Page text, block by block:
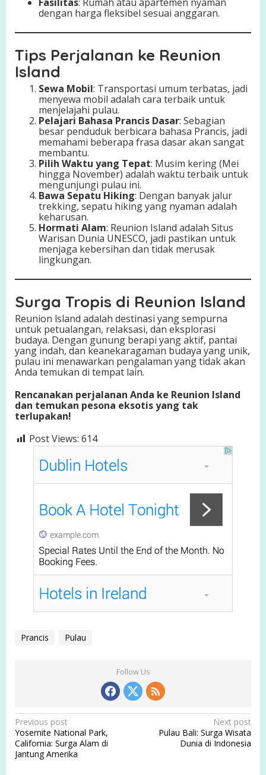
dengan harga fleksibel sesuai anggaran.
Tips Perjalanan ke Reunion
Island
Sewa Mobil: Transportasi umum terbatas, jadi
menyewa mobil adalah cara terbaik untuk
menjelajahi pulau.
Pelajari Bahasa Prancis Dasar: Sebagian
besar penduduk berbicara bahasa Prancis, jadi
memahami beberapa frasa dasar akan sangat
membantu.
Pilih Waktu yang Tepat: Musim kering (Mei
hingga November) adalah waktu terbaik untuk
mengunjungi pulau ini.
Bawa Sepatu Hiking: Dengan banyak jalur
trekking, sepatu hiking yang nyaman adalah
keharusan.
Hormati Alam: Reunion Island adalah Situs
Warisan Dunia UNESCO, jadi pastikan untuk
menjaga kebersihan dan tidak merusak
lingkungan.
Surga Tropis di Reunion Island
Reunion lsland adalah destinasi yang sempurna
untuk petualangan, relaksasi, dan eksplorasi
budaya. Dengan gunung berapi yang aktif, pantai
yang indah, dan keanekaragaman budaya yang unik,
pulau ini menawarkan pengalaman yang tidak akan
Anda temukan di tempat lain.
Rencanakan perjalanan Anda ke Reunion Island
dan temukan pesona eksotis yang tak
terlupakan!
Post Views: 614
Prancis Pulau
Follow Us
P
o
s
Previous post
Yosemite National Park,
California: Surga Alam di
Jantung Amerika
Next post
Pulau Bali: Surga Wisata
Dunia di Indonesia